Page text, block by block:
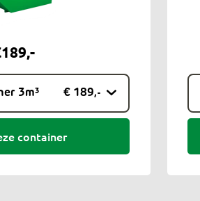
189,-
3m³ € 189,-
container